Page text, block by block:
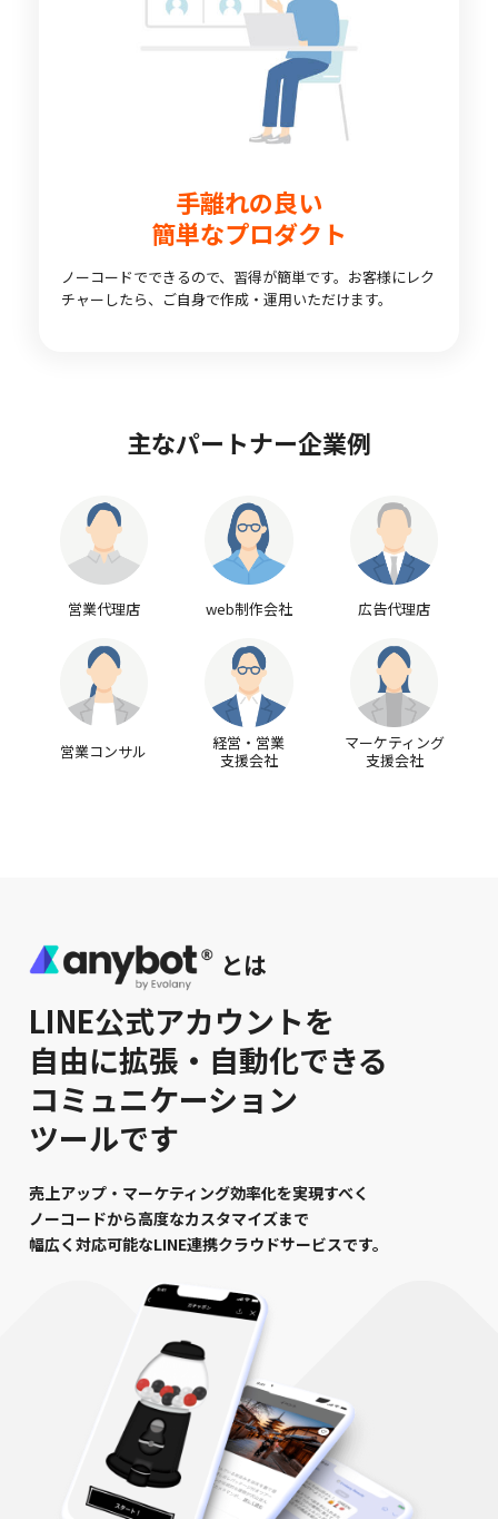
手離れの良い
簡単なプロダクト
ノーコードでできるので、習得が簡単です。お客様にレク
チャーしたら、ご自身で作成・運用いただけます。
主なパートナー企業例
営業代理店 web制作会社 広告代理店
営業コンサル
経営・営業
支援会社
マーケティング
支援会社
とは
LINE公式アカウントを
自由に拡張・自動化できる
コミュニケーション
ツールです
売上アップ・マーケティング効率化を実現すべく
ノーコードから高度なカスタマイズまで
幅広く対応可能なLINE連携クラウドサービスです。